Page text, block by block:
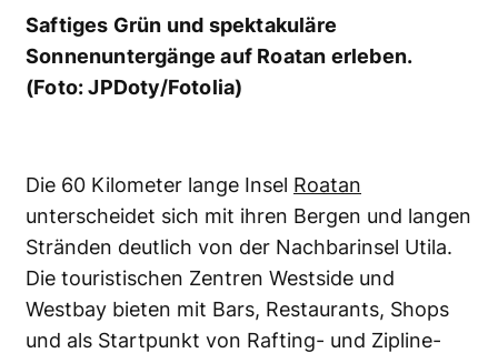
Saftiges Grün und spektakuläre
Sonnenuntergänge auf Roatan erleben.
(Foto: JPDoty/Fotolia)
Die 60 Kilometer lange Insel Roatan
unterscheidet sich mit ihren Bergen und langen
Stränden deutlich von der Nachbarinsel Utila.
Die touristischen Zentren Westside und
Westbay bieten mit Bars, Restaurants, Shops
und als Startpunkt von Rafting- und Zipline-